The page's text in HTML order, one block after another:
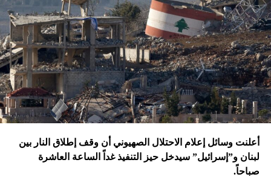
أعلنت وسائل إعلام الاحتلال الصهيوني أن وقف إطلاق النار بين
لبنان و”إسرائيل” سيدخل حيز التنفيذ غداً الساعة العاشرة
صباحاً.